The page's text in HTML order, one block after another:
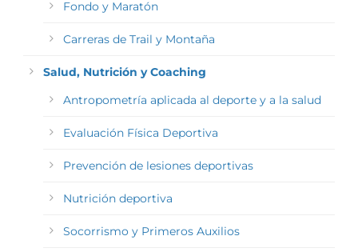
Fondo y Maratón
Carreras de Trail y Montaña
Salud, Nutrición y Coaching
Antropometría aplicada al deporte y a la salud
Evaluación Física Deportiva
Prevención de lesiones deportivas
Nutrición deportiva
Socorrismo y Primeros Auxilios